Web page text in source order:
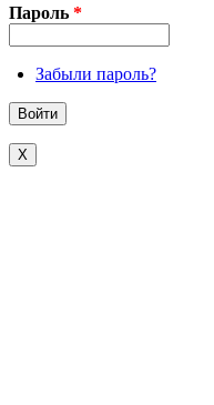
X
Пароль *
Забыли пароль?
X